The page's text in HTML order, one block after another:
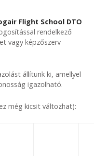
Flight School DTO
rendelkező
vagy képzőszerv
állítunk ki, amellyel
igazolható.
még kicsit változhat):